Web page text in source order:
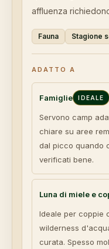
affluenza
Fauna Stagione
ADATTO A
Famiglie IDEALE
Servono camp
chiare su aree
dal picco quando
verificati bene.
Luna di miele e
Ideale per coppie
wilderness
curata. Spesso